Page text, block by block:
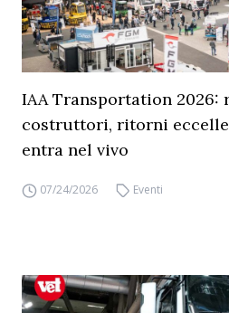
IAA Transportation 2026:
costruttori, ritorni
entra nel vivo
07/24/2026 Eventi